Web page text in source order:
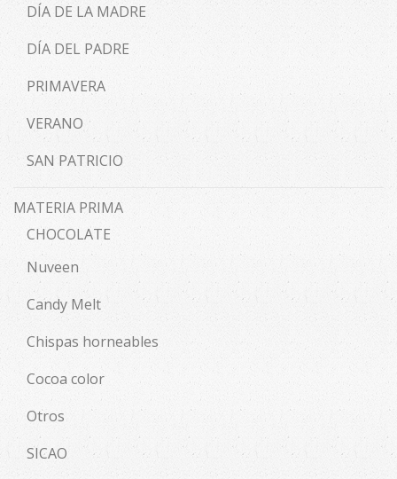
DÍA DE LA MADRE
DÍA DEL PADRE
PRIMAVERA
VERANO
SAN PATRICIO
MATERIA PRIMA
CHOCOLATE
Nuveen
Candy Melt
Chispas horneables
Cocoa color
Otros
SICAO